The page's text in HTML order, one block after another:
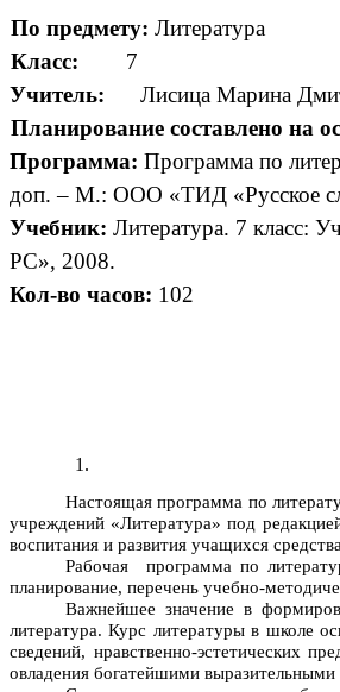
По предмету: Литература
Класс: 7
Учитель: Лисица Марина
Планирование составлено на
Программа: Программа по
доп. – М.: ООО «ТИД «Русское
Учебник: Литература. 7 класс:
РС», 2008.
Кол-во часов: 102
Настоящая программа по
учреждений «Литература» под
воспитания и развития учащихся
Рабочая программа по
планирование, перечень учебно-
Важнейшее значение в
литература. Курс литературы в школе
сведений, нравственно-эстетических
овладения богатейшими выразительными